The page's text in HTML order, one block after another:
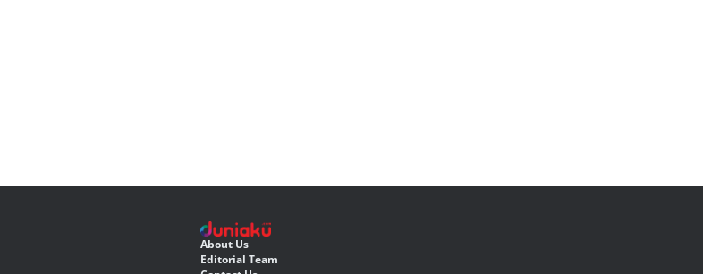
About Us
Editorial Team